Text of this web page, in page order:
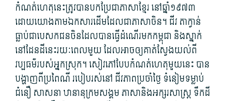
កំណត់​ហេតុនេះ​ត្រូវ​បាន​បកប្រែ​ជា​ភាសាខ្មែរ នៅ​ឆ្នាំ១៩៧៣
ដោយ​យោង​តាម​ឯកសារ​ដើម​ដែល​ជា​ភាសា​ចិន។ ជីវ តាក្វាន់
ធ្លាប់​ជា​បេសកជន​ចិន​ដែល​បាន​ធ្វើដំណើរ​មក​កម្ពុជា និង​ស្នាក់
នៅ​ដែនដី​នេះ​រយៈពេល​មួយ ដែល​អាច​ឲ្យ​គាត់​ស្វែងយល់​ពី​
វប្បធម៌​របស់​អ្នកស្រុក។ សៀវភៅ​បែប​កំណត់​ហេតុ​មួយ​នេះ បាន​
បង្ហាញ​ពី​ប្រពៃណី របៀបរស់នៅ ជីវភាព​ប្រចាំថ្ងៃ ទំនៀមទម្លាប់
ជំនឿ សាសនា ឋានានុក្រម​សង្គម ភាសា​និង​អក្សរសាស្ត្រ ទឹកដី